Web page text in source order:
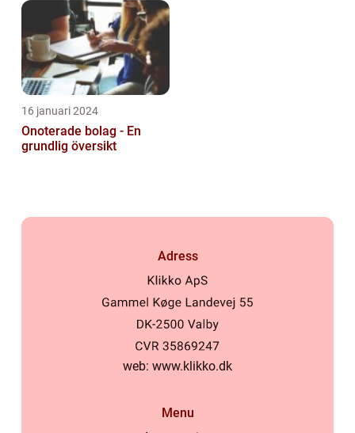
16 januari 2024
Onoterade bolag - En
grundlig översikt
Adress
web: www.klikko.dk
Menu